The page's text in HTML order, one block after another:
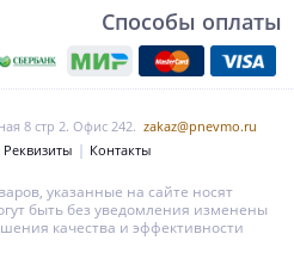
Способы оплаты
8 стр 2. Офис 242. zakaz@pnevmo.ru
Контакты
указанные на сайте носят
быть без уведомления изменены
качества и эффективности